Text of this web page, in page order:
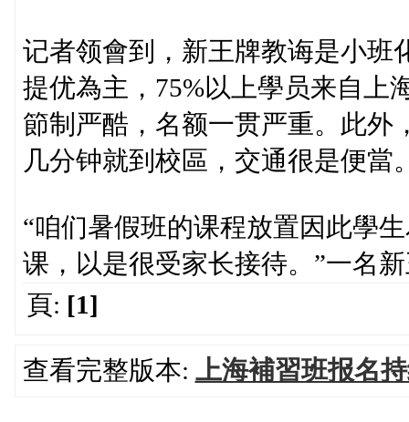
记者领會到，新王牌教诲是小班
提优為主，75%以上學员来自上
節制严酷，名额一贯严重。此外
几分钟就到校區，交通很是便當
“咱们暑假班的课程放置因此學
课，以是很受家长接待。”一名
頁: [1]
查看完整版本: 上海補習班报名